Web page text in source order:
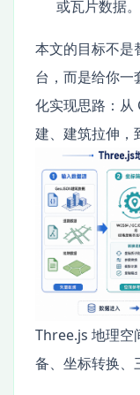
或瓦片数据。
本文的目标不是
台，而是给你
化实现思路：从
建、建筑拉伸，
Three.js 地理空
备、坐标转换、